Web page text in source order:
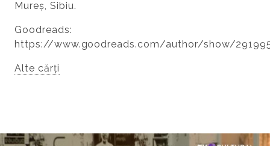
Mureș, Sibiu.
Goodreads:
https://www.goodreads.com/author/show/
Alte cărți